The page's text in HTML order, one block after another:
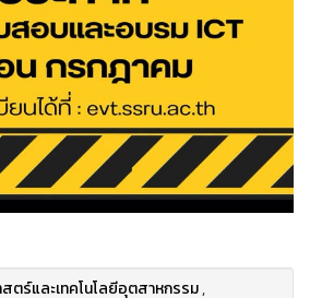
ตร์และเทคโนโลยีอุตสาหกรรม,